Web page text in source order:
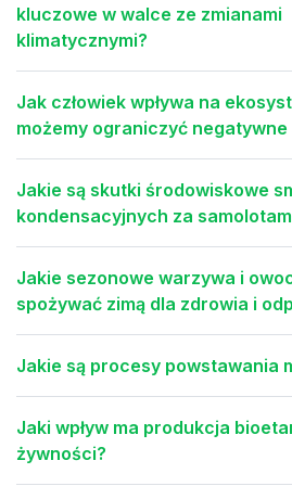
kluczowe w walce ze zmianami
klimatycznymi?
Jak człowiek wpływa na
możemy ograniczyć negatywne
Jakie są skutki środowiskowe
kondensacyjnych za
Jakie sezonowe warzywa i
spożywać zimą dla zdrowia i
Jakie są procesy powstawania
Jaki wpływ ma produkcja
żywności?